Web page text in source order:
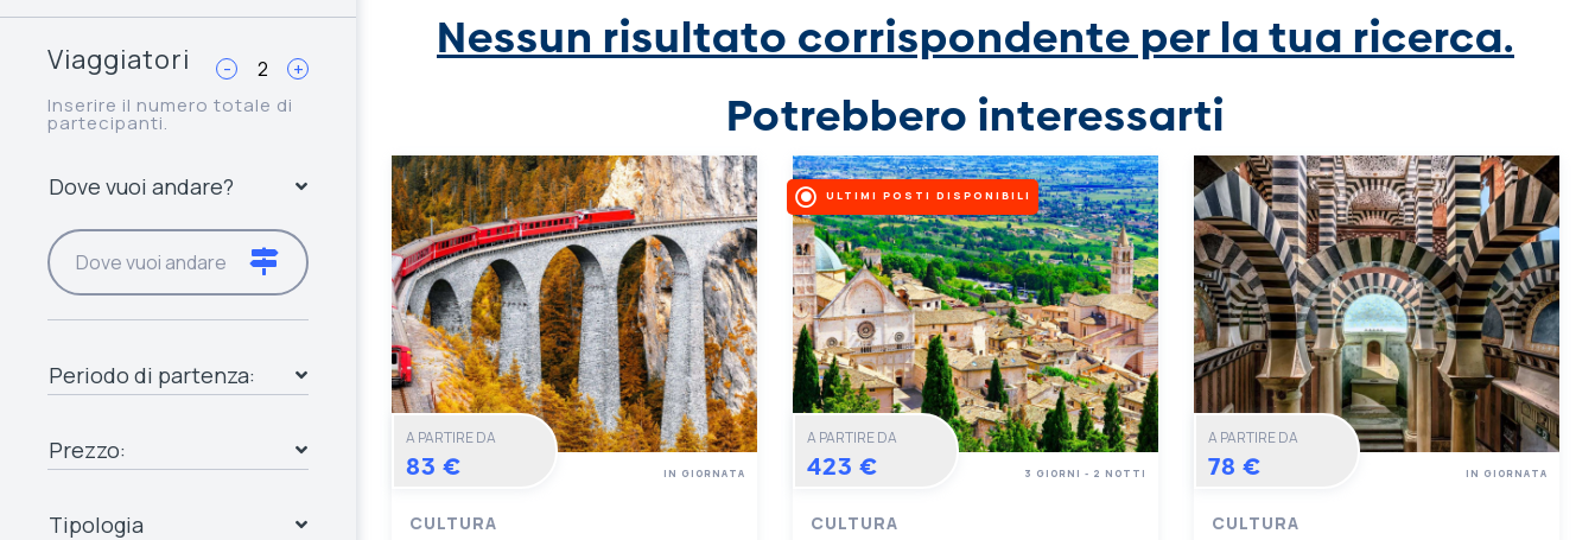
Viaggiatori - +
Inserire il numero totale di
partecipanti.
Dove vuoi andare?
Periodo di partenza:
Prezzo:
Tipologia
Nessun risultato corrispondente per la tua ricerca.
Potrebbero interessarti
A PARTIRE DA
83 €
CULTURA
IN GIORNATA
ULTIMI POSTI DISPONIBILI
A PARTIRE DA
423 €
CULTURA
3 GIORNI - 2 NOTTI
A PARTIRE DA
78 €
CULTURA
IN GIORNATA